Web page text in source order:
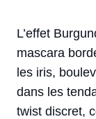
L’effet
mascara
les iris,
dans les
twist discret,